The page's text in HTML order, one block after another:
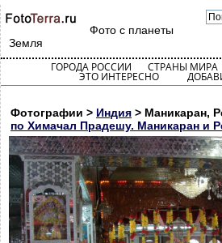
Фото с планеты
Земля
ГОРОДА РОССИИ СТРАНЫ МИРА
ЭТО ИНТЕРЕСНО
Фотографии > Индия > Маникаран,
по Химачал Прадешу. Маникаран и